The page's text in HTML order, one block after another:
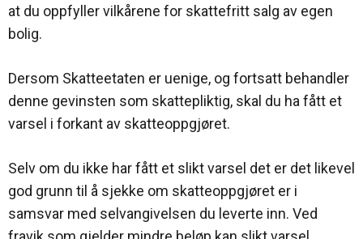
at du oppfyller vilkårene for skattefritt salg av egen
bolig.
Dersom Skatteetaten er uenige, og fortsatt behandler
denne gevinsten som skattepliktig, skal du ha fått et
varsel i forkant av skatteoppgjøret.
Selv om du ikke har fått et slikt varsel det er det likevel
god grunn til å sjekke om skatteoppgjøret er i
samsvar med selvangivelsen du leverte inn. Ved